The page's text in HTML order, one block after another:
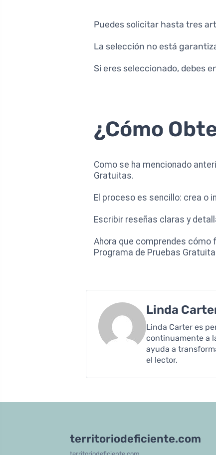
Puedes solicitar hasta tres
La selección no está
Si eres seleccionado, debes
¿Cómo
Como se ha mencionado
Gratuitas.
El proceso es sencillo: crea o
Escribir reseñas claras y
Ahora que comprendes cómo
Programa de Pruebas
Linda
Linda Carter es
continuamente a
ayuda a
el lector.
territoriodeficiente.com